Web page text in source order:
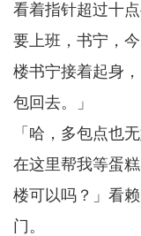
看着指针超过十
要上班，书宁，今
楼书宁接着起身
包回去。」
「哈，多包点也
在这里帮我等蛋
楼可以吗？」看
门。